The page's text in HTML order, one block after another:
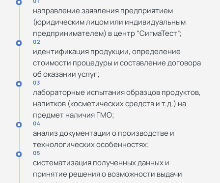
направление заявления предприятием
(юридическим лицом или индивидуальным
предпринимателем) в центр “СигмаТест”;
02
идентификация продукции, определение
стоимости процедуры и составление договора
об оказании услуг;
03
лабораторные испытания образцов продуктов,
напитков (косметических средств и т.д.) на
предмет наличия ГМО;
04
анализ документации о производстве и
технологических особенностях;
05
систематизация полученных данных и
принятие решения о возможности выдачи